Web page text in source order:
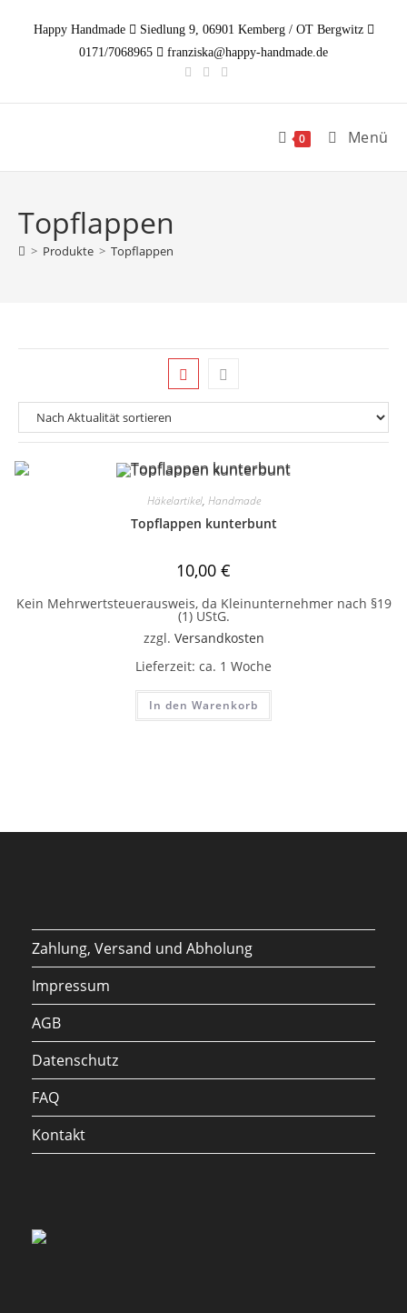
InhaltHappy Handmade
Siedlung 9, 06901 Kemberg / OT Bergwitz
0171/7068965
franziska@happy-handmade.de
0 Menü
Topflappen
> Produkte > Topflappen
Häkelartikel, Handmade
Topflappen kunterbunt
10,00 €
Kein Mehrwertsteuerausweis, da Kleinunternehmer nach §19
(1) UStG.
zzgl. Versandkosten
Lieferzeit: ca. 1 Woche
In den Warenkorb
Zahlung, Versand und Abholung
Impressum
AGB
Datenschutz
FAQ
Kontakt